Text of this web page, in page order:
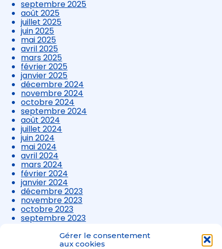
Gérer le consentement
aux cookies
septembre 2025
août 2025
juillet 2025
juin 2025
mai 2025
avril 2025
mars 2025
février 2025
janvier 2025
décembre 2024
novembre 2024
octobre 2024
septembre 2024
août 2024
juillet 2024
juin 2024
mai 2024
avril 2024
mars 2024
février 2024
janvier 2024
décembre 2023
novembre 2023
octobre 2023
septembre 2023
août 2023
juillet 2023